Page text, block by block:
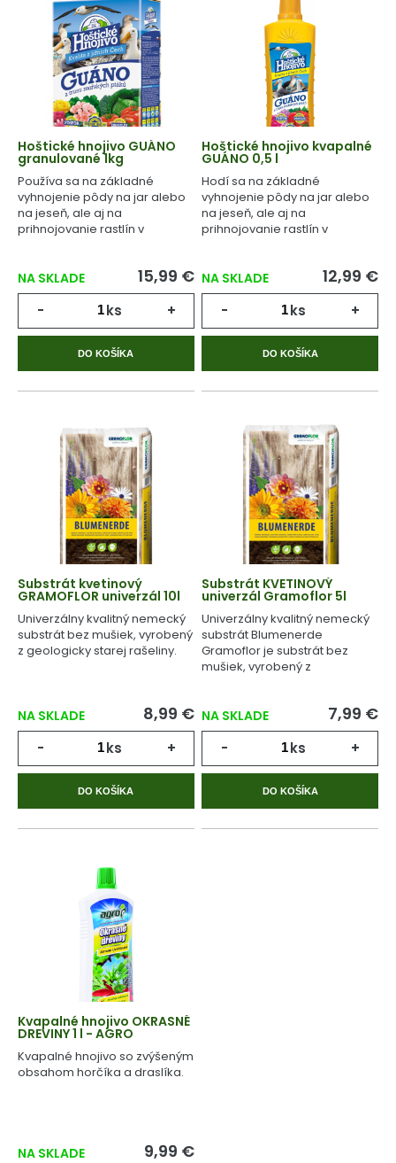
Hoštické hnojivo GUÁNO
granulované 1kg
Používa sa na základné
vyhnojenie pôdy na jar alebo
na jeseň, ale aj na
prihnojovanie rastlín v
NA SKLADE 15,99 €
- ks +
DO KOŠÍKA
Hoštické hnojivo kvapalné
GUÁNO 0,5 l
Hodí sa na základné
vyhnojenie pôdy na jar alebo
na jeseň, ale aj na
prihnojovanie rastlín v
NA SKLADE 12,99 €
- ks +
DO KOŠÍKA
Substrát kvetinový
GRAMOFLOR univerzál 10l
Univerzálny kvalitný nemecký
substrát bez mušiek, vyrobený
z geologicky starej rašeliny.
NA SKLADE 8,99 €
- ks +
DO KOŠÍKA
Substrát KVETINOVÝ
univerzál Gramoflor 5l
Univerzálny kvalitný nemecký
substrát Blumenerde
Gramoflor je substrát bez
mušiek, vyrobený z
NA SKLADE 7,99 €
- ks +
DO KOŠÍKA
Kvapalné hnojivo OKRASNÉ
DREVINY 1 l - AGRO
Kvapalné hnojivo so zvýšeným
obsahom horčíka a draslíka.
NA SKLADE 9,99 €